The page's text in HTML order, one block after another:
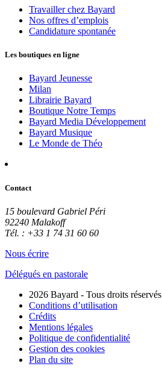
Travailler chez Bayard
Nos offres d’emplois
Candidature spontanée
Les boutiques en ligne
Bayard Jeunesse
Milan
Librairie Bayard
Boutique Notre Temps
Bayard Media Développement
Bayard Musique
Le Monde de Théo
Contact
15 boulevard Gabriel Péri
92240 Malakoff
Tél. : +33 1 74 31 60 60
Nous écrire
Délégués en pastorale
2026 Bayard - Tous droits réservés
Conditions d’utilisation
Crédits
Mentions légales
Politique de confidentialité
Gestion des cookies
Plan du site